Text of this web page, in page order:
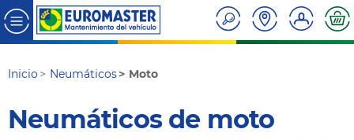
Inicio Neumáticos Moto
Neumáticos de moto